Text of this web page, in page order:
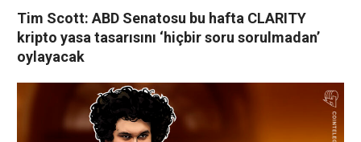
Tim Scott: ABD Senatosu bu hafta CLARITY
kripto yasa tasarısını ‘hiçbir soru sorulmadan’
oylayacak